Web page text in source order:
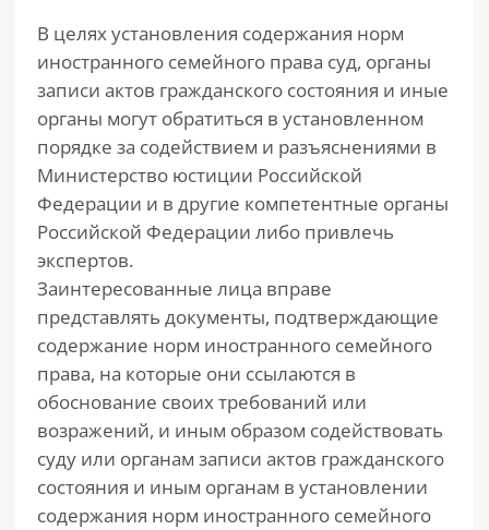
В целях установления содержания норм
иностранного семейного права суд, органы
записи актов гражданского состояния и иные
органы могут обратиться в установленном
порядке за содействием и разъяснениями в
Министерство юстиции Российской
Федерации и в другие компетентные органы
Российской Федерации либо привлечь
экспертов.
Заинтересованные лица вправе
представлять документы, подтверждающие
содержание норм иностранного семейного
права, на которые они ссылаются в
обоснование своих требований или
возражений, и иным образом содействовать
суду или органам записи актов гражданского
состояния и иным органам в установлении
содержания норм иностранного семейного